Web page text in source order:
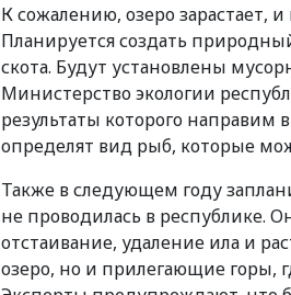
К сожалению, озеро
Планируется создать
скота. Будут установлены
Министерство экологии
результаты которого направим
определят вид рыб, которые
Также в следующем году
не проводилась в республике.
отстаивание, удаление ила и
озеро, но и прилегающие горы,